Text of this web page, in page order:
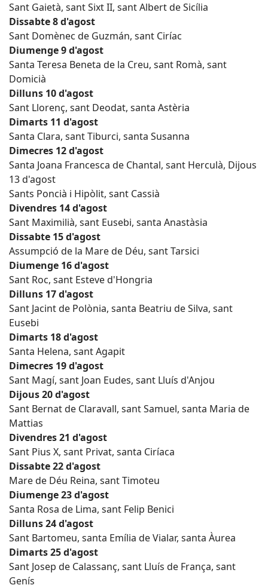
Sant Gaietà, sant Sixt II, sant Albert de Sicília
Dissabte 8 d'agost
Sant Domènec de Guzmán, sant Ciríac
Diumenge 9 d'agost
Santa Teresa Beneta de la Creu, sant Romà, sant
Domicià
Dilluns 10 d'agost
Sant Llorenç, sant Deodat, santa Astèria
Dimarts 11 d'agost
Santa Clara, sant Tiburci, santa Susanna
Dimecres 12 d'agost
Santa Joana Francesca de Chantal, sant Herculà, Dijous
13 d'agost
Sants Poncià i Hipòlit, sant Cassià
Divendres 14 d'agost
Sant Maximilià, sant Eusebi, santa Anastàsia
Dissabte 15 d'agost
Assumpció de la Mare de Déu, sant Tarsici
Diumenge 16 d'agost
Sant Roc, sant Esteve d'Hongria
Dilluns 17 d'agost
Sant Jacint de Polònia, santa Beatriu de Silva, sant
Eusebi
Dimarts 18 d'agost
Santa Helena, sant Agapit
Dimecres 19 d'agost
Sant Magí, sant Joan Eudes, sant Lluís d'Anjou
Dijous 20 d'agost
Sant Bernat de Claravall, sant Samuel, santa Maria de
Mattias
Divendres 21 d'agost
Sant Pius X, sant Privat, santa Ciríaca
Dissabte 22 d'agost
Mare de Déu Reina, sant Timoteu
Diumenge 23 d'agost
Santa Rosa de Lima, sant Felip Benici
Dilluns 24 d'agost
Sant Bartomeu, santa Emília de Vialar, santa Àurea
Dimarts 25 d'agost
Sant Josep de Calassanç, sant Lluís de França, sant
Genís